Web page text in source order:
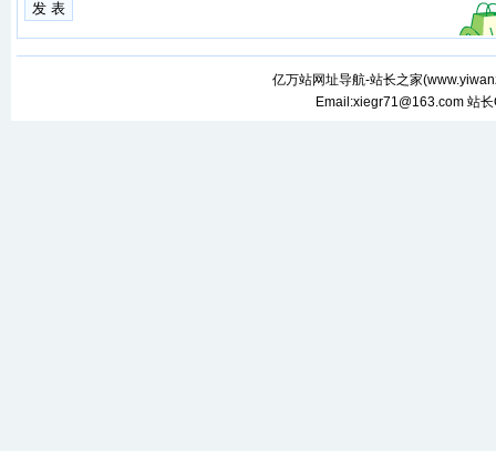
亿万站网址导航-站长之家(
Email:xiegr71@163.com 站